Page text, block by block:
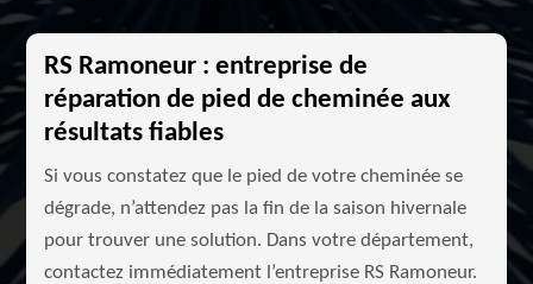
RS Ramoneur : entreprise de
réparation de pied de cheminée aux
résultats fiables
Si vous constatez que le pied de votre cheminée se
dégrade, n’attendez pas la fin de la saison hivernale
pour trouver une solution. Dans votre département,
contactez immédiatement l’entreprise RS Ramoneur.